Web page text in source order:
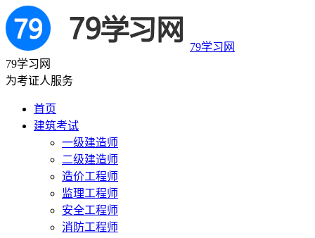
79学习网
79学习网
为考证人服务
首页
建筑考试
一级建造师
二级建造师
造价工程师
监理工程师
安全工程师
消防工程师